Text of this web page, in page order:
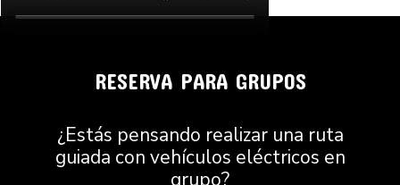
RESERVA PARA GRUPOS
¿Estás pensando realizar una ruta
guiada con vehículos eléctricos en
grupo?